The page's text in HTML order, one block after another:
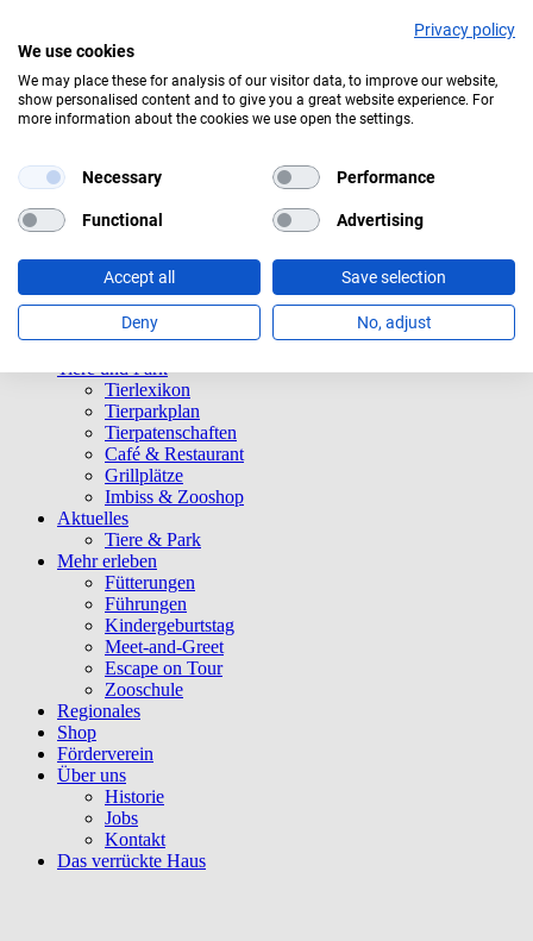
Aktuelles Wetter:23°C Bedeckt
Informationen
Eintrittspreise
Besuch mit Beeinträchtigungen
Veranstaltungen
Tierparkordnung
Spenden
Barrierefreiheit
Tiere und Park
Tierlexikon
Tierparkplan
Tierpatenschaften
Café & Restaurant
Grillplätze
Imbiss & Zooshop
Aktuelles
Tiere & Park
Mehr erleben
Fütterungen
Führungen
Kindergeburtstag
Meet-and-Greet
Escape on Tour
Zooschule
Regionales
Shop
Förderverein
Über uns
Historie
Jobs
Kontakt
Das verrückte Haus
Privacy policy
We use cookies
We may place these for analysis of our visitor data, to improve our website,
show personalised content and to give you a great website experience. For
more information about the cookies we use open the settings.
Necessary Performance
Functional Advertising
Accept all Save selection
Deny No, adjust